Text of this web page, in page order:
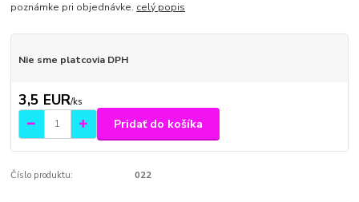
poznámke pri objednávke. celý popis
Nie sme platcovia DPH
3,5 EUR/ks
Pridať do košíka
Číslo produktu: 022